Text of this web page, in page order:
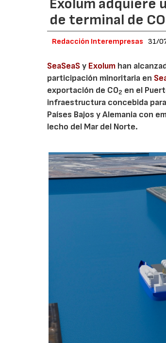
Exolum
de terminal de
Redacción Interempresas 31/
SeaSeaSy Exolum han
participación minoritaria en
exportación de CO2 en el
infraestructura concebida
Países Bajos y Alemania con
lecho del Mar del Norte.